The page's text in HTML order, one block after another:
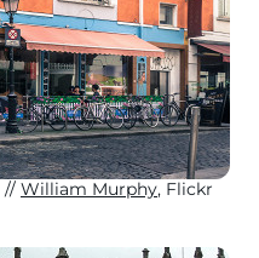
William Murphy, Flickr